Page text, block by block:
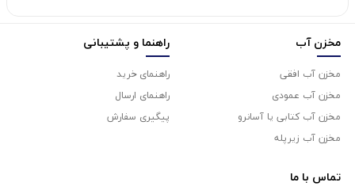
مخزن آب
مخزن آب افقی
مخزن آب عمودی
مخزن آب کتابی یا آسانرو
مخزن آب زیرپله
راهنما و پشتیبانی
راهنمای خرید
راهنمای ارسال
پیگیری سفارش
تماس با ما